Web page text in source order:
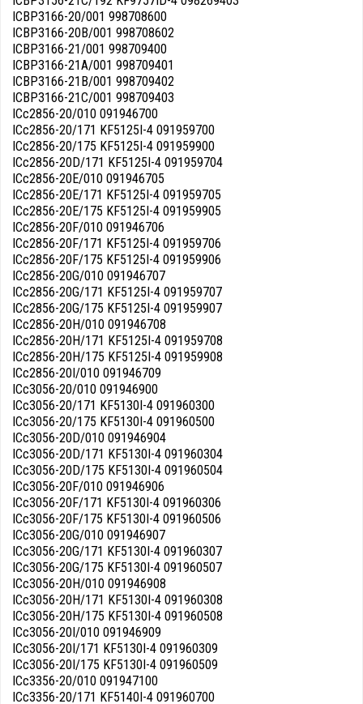
ICBP3166-20/001 998708600
ICBP3166-20B/001 998708602
ICBP3166-21/001 998709400
ICBP3166-21A/001 998709401
ICBP3166-21B/001 998709402
ICBP3166-21C/001 998709403
ICc2856-20/010 091946700
ICc2856-20/171 KF5125I-4 091959700
ICc2856-20/175 KF5125I-4 091959900
ICc2856-20D/171 KF5125I-4 091959704
ICc2856-20E/010 091946705
ICc2856-20E/171 KF5125I-4 091959705
ICc2856-20E/175 KF5125I-4 091959905
ICc2856-20F/010 091946706
ICc2856-20F/171 KF5125I-4 091959706
ICc2856-20F/175 KF5125I-4 091959906
ICc2856-20G/010 091946707
ICc2856-20G/171 KF5125I-4 091959707
ICc2856-20G/175 KF5125I-4 091959907
ICc2856-20H/010 091946708
ICc2856-20H/171 KF5125I-4 091959708
ICc2856-20H/175 KF5125I-4 091959908
ICc2856-20I/010 091946709
ICc3056-20/010 091946900
ICc3056-20/171 KF5130I-4 091960300
ICc3056-20/175 KF5130I-4 091960500
ICc3056-20D/010 091946904
ICc3056-20D/171 KF5130I-4 091960304
ICc3056-20D/175 KF5130I-4 091960504
ICc3056-20F/010 091946906
ICc3056-20F/171 KF5130I-4 091960306
ICc3056-20F/175 KF5130I-4 091960506
ICc3056-20G/010 091946907
ICc3056-20G/171 KF5130I-4 091960307
ICc3056-20G/175 KF5130I-4 091960507
ICc3056-20H/010 091946908
ICc3056-20H/171 KF5130I-4 091960308
ICc3056-20H/175 KF5130I-4 091960508
ICc3056-20I/010 091946909
ICc3056-20I/171 KF5130I-4 091960309
ICc3056-20I/175 KF5130I-4 091960509
ICc3356-20/010 091947100
ICc3356-20/171 KF5140I-4 091960700